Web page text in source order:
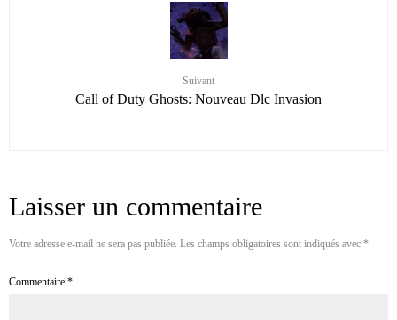
Suivant
Call of Duty Ghosts: Nouveau Dlc Invasion
Laisser un commentaire
Votre adresse e-mail ne sera pas publiée. Les champs obligatoires sont indiqués avec *
Commentaire *